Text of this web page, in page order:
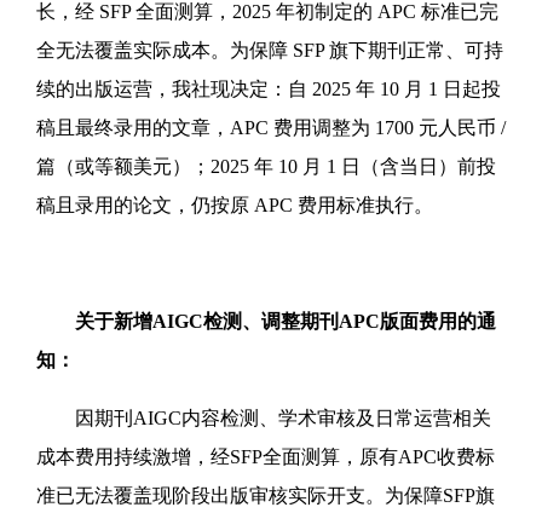
长，经 SFP 全面测算，2025 年初制定的 APC 标准已完
全无法覆盖实际成本。为保障 SFP 旗下期刊正常、可持
续的出版运营，我社现决定：自 2025 年 10 月 1 日起投
稿且最终录用的文章，APC 费用调整为 1700 元人民币 /
篇（或等额美元）；2025 年 10 月 1 日（含当日）前投
稿且录用的论文，仍按原 APC 费用标准执行。
关于新增AIGC检测、调整期刊APC版面费用的通
知：
因期刊AIGC内容检测、学术审核及日常运营相关
成本费用持续激增，经SFP全面测算，原有APC收费标
准已无法覆盖现阶段出版审核实际开支。为保障SFP旗